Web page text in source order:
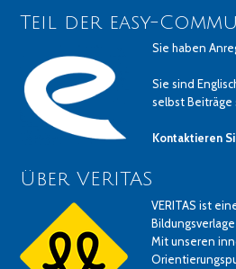
Teil der easy-
Sie haben
Sie sind
selbst Beiträge
Kontaktieren
Über VERITAS
VERITAS ist
Mit unseren